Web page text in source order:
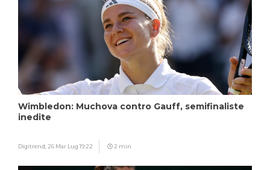
Wimbledon: Muchova contro Gauff, semifinaliste
inedite
Digitrend, 26 Mar Lug 19:22 2 min